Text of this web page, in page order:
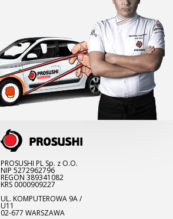
PROSUSHI PL Sp. z O.O.
NIP 5272962796
REGON 389341082
KRS 0000909227
UL. KOMPUTEROWA 9A /
U11
02-677 WARSZAWA